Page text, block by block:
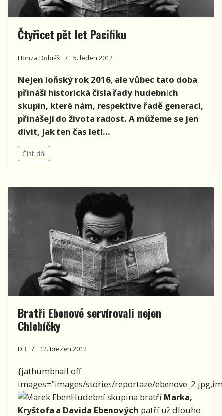
Čtyřicet pět let Pacifiku
Honza Dobiáš 5. leden 2017
Nejen loňský rok 2016, ale vůbec tato doba
přináší historická čísla řady hudebních
skupin, které nám, respektive řadě generací,
přinášejí do života radost. A můžeme se jen
divit, jak ten čas letí…
Číst dál
Bratři Ebenové servírovali nejen
Chlebíčky
DB 12. březen 2012
{jathumbnail off
images="images/stories/reportaze/
Hudební skupina bratří Marka,
Kryštofa a Davida Ebenových patří už dlouho